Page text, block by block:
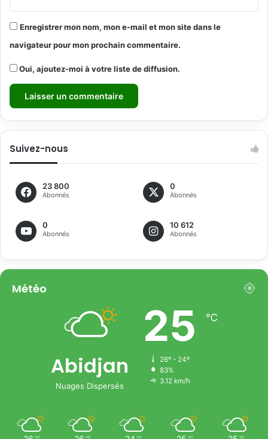
Enregistrer mon nom, mon e-mail et mon site dans le
navigateur pour mon prochain commentaire.
Oui, ajoutez-moi à votre liste de diffusion.
Suivez-nous
23 800
Abonnés
0
Abonnés
0
Abonnés
10 612
Abonnés
Météo
Abidjan
Nuages Dispersés
25 ℃
26º - 24º
83%
3.12 km/h
℃ ℃ ℃ ℃ ℃